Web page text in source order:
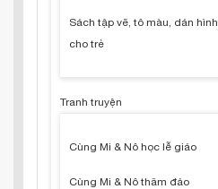
Sách tập vẽ, tô màu, dán hình
cho trẻ
Tranh truyện
Cùng Mi & Nô học lễ giáo
Cùng Mi & Nô thăm đảo